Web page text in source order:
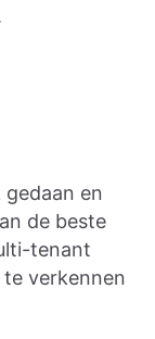
en
de beste
tenant
verkennen